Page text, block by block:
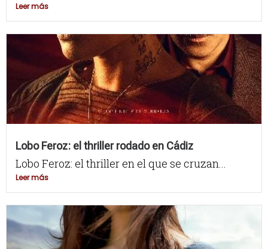
Leer más
Lobo Feroz: el thriller rodado en Cádiz
Lobo Feroz: el thriller en el que se cruzan...
Leer más